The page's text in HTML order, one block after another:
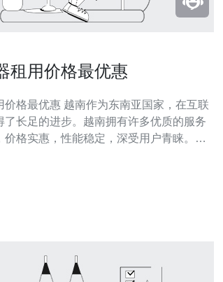
租用价格最优惠
为东南亚国家，在互联
了长足的进步。越南拥有许多优质的服务
价格实惠，性能稳定，深受用户青睐。本
比其他国家更为实惠，主要得益于当地